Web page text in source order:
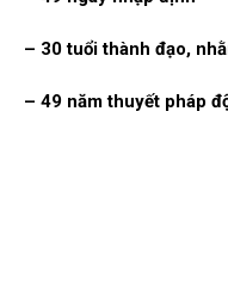
– 30 tuổi thành đạo,
– 49 năm thuyết pháp